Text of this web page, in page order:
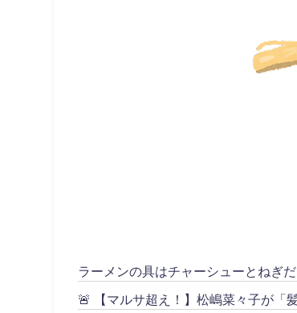
ラーメンの具はチャーシューとねぎだ
🚨 【マルサ超え！】松嶋菜々子が「